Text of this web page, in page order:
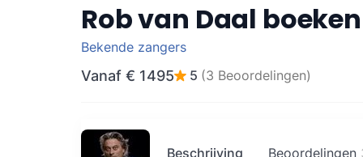
Rob van Daal boeken
Bekende zangers
Vanaf € 1495 5 (3 Beoordelingen)
Beschrijving Beoordelingen